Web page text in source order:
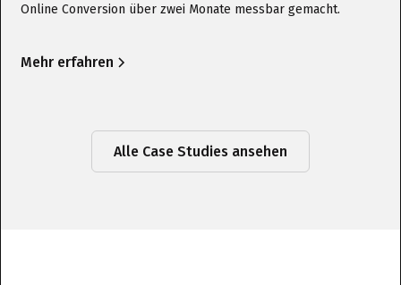
Online Conversion über zwei Monate messbar gemacht.
Mehr erfahren
Alle Case Studies ansehen